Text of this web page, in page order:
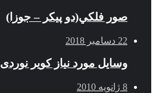
صور فلكي(دو پیکر – جوزا)
22 دسامبر 2018
وسایل مورد نیاز کویر نوردی
8 ژانویه 2010